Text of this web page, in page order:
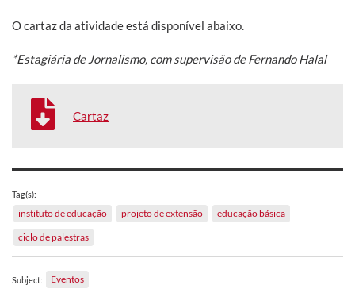
O cartaz da atividade está disponível abaixo.
*Estagiária de Jornalismo, com supervisão de Fernando Halal
Cartaz
Tag(s):
instituto de educação projeto de extensão
educação básica
ciclo de palestras
Subject: Eventos